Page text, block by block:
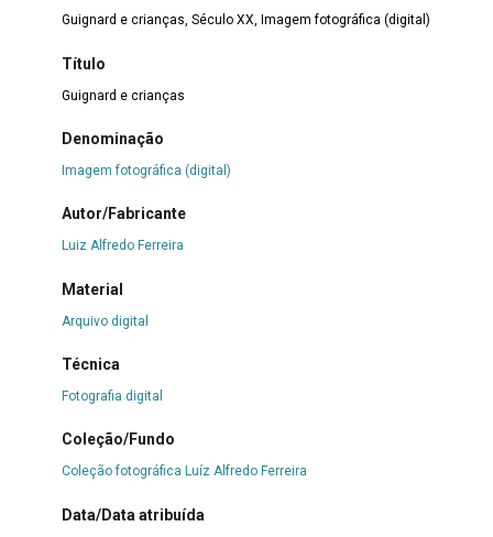
Guignard e crianças, Século XX, Imagem fotográfica (digital)
Título
Guignard e crianças
Denominação
Imagem fotográfica (digital)
Autor/Fabricante
Luiz Alfredo Ferreira
Material
Arquivo digital
Técnica
Fotografia digital
Coleção/Fundo
Coleção fotográfica Luíz Alfredo Ferreira
Data/Data atribuída